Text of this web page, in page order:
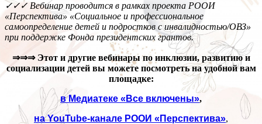
✓✓✓ Вебинар проводится в рамках проекта РООИ
«Перспектива» «Социальное и профессиональное
самоопределение детей и подростков с инвалидностью/ОВЗ»
при поддержке Фонда президентских грантов.
⇒⇒⇒ Этот и другие вебинары по инклюзии, развитию и
социализации детей вы можете посмотреть на удобной вам
площадке:
в Медиатеке «Все включены»,
наYouTube-канале РООИ «Перспектива»,